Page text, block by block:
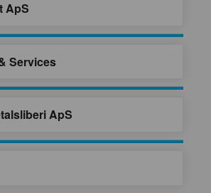
ApS
Services
ApS